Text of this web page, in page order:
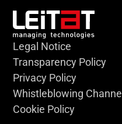
Legal Notice
Transparency Policy
Privacy Policy
Whistleblowing Channel
Cookie Policy